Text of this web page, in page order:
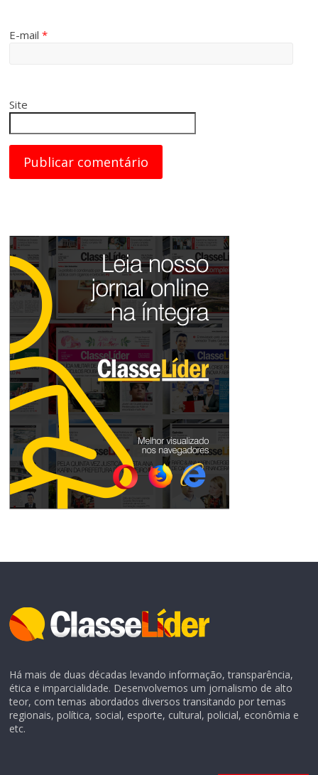
E-mail*
Site
Há mais de duas décadas levando informação, transparência,
ética e imparcialidade. Desenvolvemos um jornalismo de alto
teor, com temas abordados diversos transitando por temas
regionais, política, social, esporte, cultural, policial, econômia e
etc.